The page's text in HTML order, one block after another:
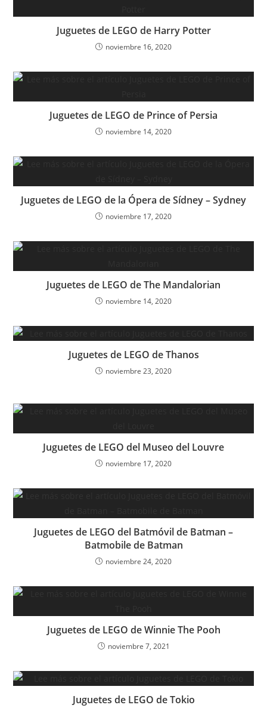
Juguetes de LEGO de Harry Potter
noviembre 16, 2020
Juguetes de LEGO de Prince of Persia
noviembre 14, 2020
Juguetes de LEGO de la Ópera de Sídney – Sydney
noviembre 17, 2020
Juguetes de LEGO de The Mandalorian
noviembre 14, 2020
Juguetes de LEGO de Thanos
noviembre 23, 2020
Juguetes de LEGO del Museo del Louvre
noviembre 17, 2020
Juguetes de LEGO del Batmóvil de Batman –
Batmobile de Batman
noviembre 24, 2020
Juguetes de LEGO de Winnie The Pooh
noviembre 7, 2021
Juguetes de LEGO de Tokio